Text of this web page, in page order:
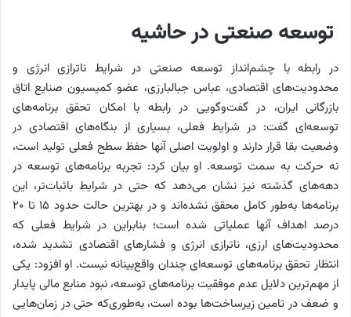
توسعه صنعتی در حاشیه
در رابطه با چشم‌انداز توسعه صنعتی در شرایط ناترازی انرژی و
محدودیت‌های اقتصادی، عباس جبالبارزی، عضو کمیسیون صنایع اتاق
بازرگانی ایران، در گفت‌وگویی در رابطه با امکان تحقق برنامه‌های
توسعه‌ای گفت: در شرایط فعلی، بسیاری از بنگاه‌های اقتصادی در
وضعیت بقا قرار دارند و اولویت اصلی آنها حفظ سطح فعلی تولید است،
نه حرکت به سمت توسعه. او بیان کرد: تجربه برنامه‌های توسعه در
دهه‌های گذشته نیز نشان می‌دهد که حتی در شرایط باثبات‌تر، این
برنامه‌ها به‌طور کامل محقق نشده‌اند و در بهترین حالت حدود ۱۵ تا ۲۰
درصد اهداف آنها عملیاتی شده است؛ بنابراین در شرایط فعلی که
محدودیت‌های ارزی، ناترازی انرژی و فشارهای اقتصادی تشدید شده،
انتظار تحقق برنامه‌های توسعه‌ای چندان واقع‌بینانه نیست. او افزود: یکی
از مهم‌ترین دلایل عدم موفقیت برنامه‌های توسعه، نبود منابع مالی پایدار
و ضعف در تامین زیرساخت‌ها بوده است، به‌طوری‌که حتی در زمان‌هایی